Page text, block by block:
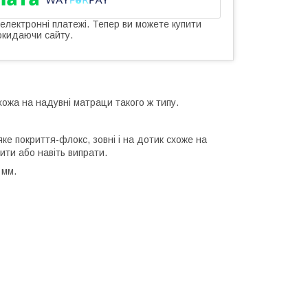
платежі. Тепер ви можете купити
сайту.
на надувні матраци такого ж типу.
покриття-флокс, зовні і на дотик схоже на
або навіть випрати.
мм.